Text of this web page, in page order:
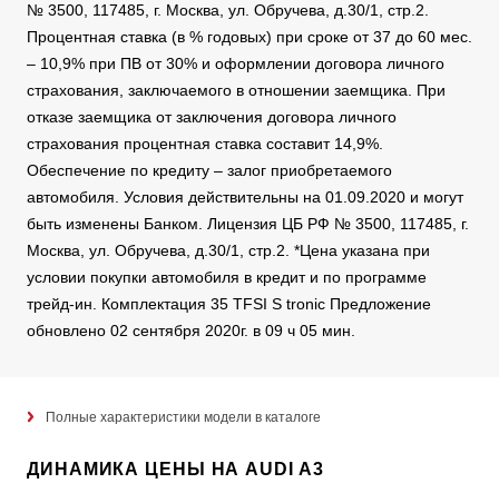
№ 3500, 117485, г. Москва, ул. Обручева, д.30/1, стр.2.
Процентная ставка (в % годовых) при сроке от 37 до 60 мес.
– 10,9% при ПВ от 30% и оформлении договора личного
страхования, заключаемого в отношении заемщика. При
отказе заемщика от заключения договора личного
страхования процентная ставка составит 14,9%.
Обеспечение по кредиту – залог приобретаемого
автомобиля. Условия действительны на 01.09.2020 и могут
быть изменены Банком. Лицензия ЦБ РФ № 3500, 117485, г.
Москва, ул. Обручева, д.30/1, стр.2. *Цена указана при
условии покупки автомобиля в кредит и по программе
трейд-ин. Комплектация 35 TFSI S tronic Предложение
обновлено 02 сентября 2020г. в 09 ч 05 мин.
Полные характеристики модели в каталоге
ДИНАМИКА ЦЕНЫ НА AUDI A3